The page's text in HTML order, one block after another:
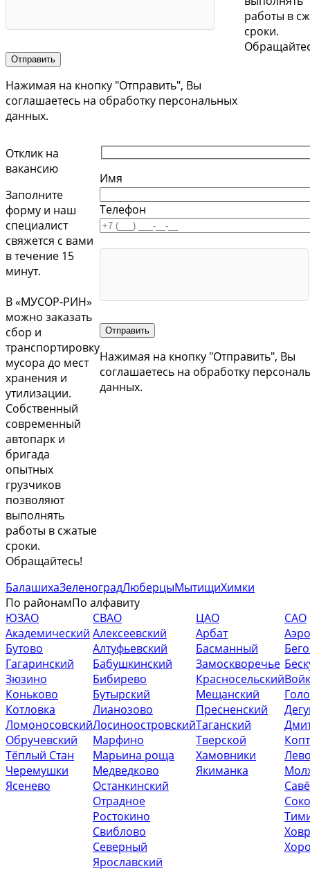
Нажимая на кнопку "Отправить", Вы
соглашаетесь на обработку персональных
данных.
работы в
сроки.
Отклик на
вакансию
Заполните
форму и наш
специалист
свяжется с вами
в течение 15
минут.
В «МУСОР-РИН»
можно заказать
сбор и
транспортировку
мусора до мест
хранения и
утилизации.
Собственный
современный
автопарк и
бригада
опытных
грузчиков
позволяют
выполнять
работы в сжатые
сроки.
Обращайтесь!
Имя
Телефон
Нажимая на кнопку "Отправить", Вы
соглашаетесь на обработку
данных.
БалашихаЗеленоградЛюберцыМытищиХимки
По районамПо алфавиту
ЮЗАО
Академический
Бутово
Гагаринский
Зюзино
Коньково
Котловка
Ломоносовский
Обручевский
Тёплый Стан
Черемушки
Ясенево
СВАО
Алексеевский
Алтуфьевский
Бабушкинский
Бибирево
Бутырский
Лианозово
Лосиноостровский
Марфино
Марьина роща
Медведково
Останкинский
Отрадное
Ростокино
Свиблово
Северный
Ярославский
ЦАО
Арбат
Басманный
Замоскворечье
Красносельский
Мещанский
Пресненский
Таганский
Тверской
Хамовники
Якиманка
САО